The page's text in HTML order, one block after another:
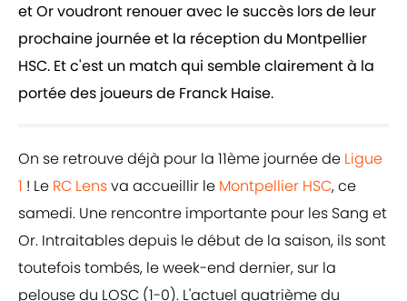
et Or voudront renouer avec le succès lors de leur
prochaine journée et la réception du Montpellier
HSC. Et c'est un match qui semble clairement à la
portée des joueurs de Franck Haise.
On se retrouve déjà pour la 11ème journée de Ligue
1 ! Le RC Lensva accueillir le Montpellier HSC, ce
samedi. Une rencontre importante pour les Sang et
Or. Intraitables depuis le début de la saison, ils sont
toutefois tombés, le week-end dernier, sur la
pelouse du LOSC (1-0). L'actuel quatrième du